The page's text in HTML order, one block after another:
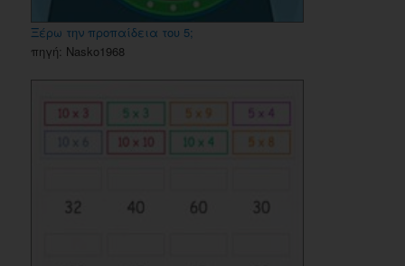
Ξέρω την προπαίδεια του 5;
πηγή: Nasko1968